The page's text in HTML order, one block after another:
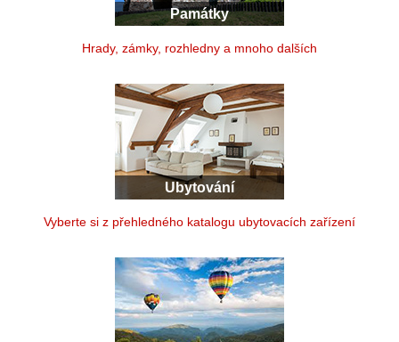
Památky
Hrady, zámky, rozhledny a mnoho dalších
Ubytování
Vyberte si z přehledného katalogu ubytovacích zařízení